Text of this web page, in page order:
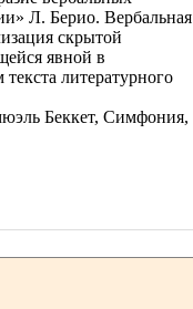
Л. Берио. Вербальная
скрытой
явной в
литературного
Беккет, Симфония,